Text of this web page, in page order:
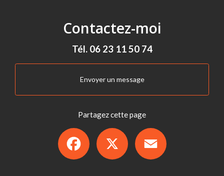
Contactez-moi
Tél. 06 23 11 50 74
Envoyer un message
Partagez cette page
Facebook